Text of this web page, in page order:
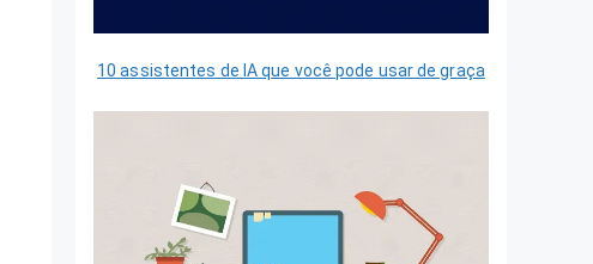
10 assistentes de IA que você pode usar de graça